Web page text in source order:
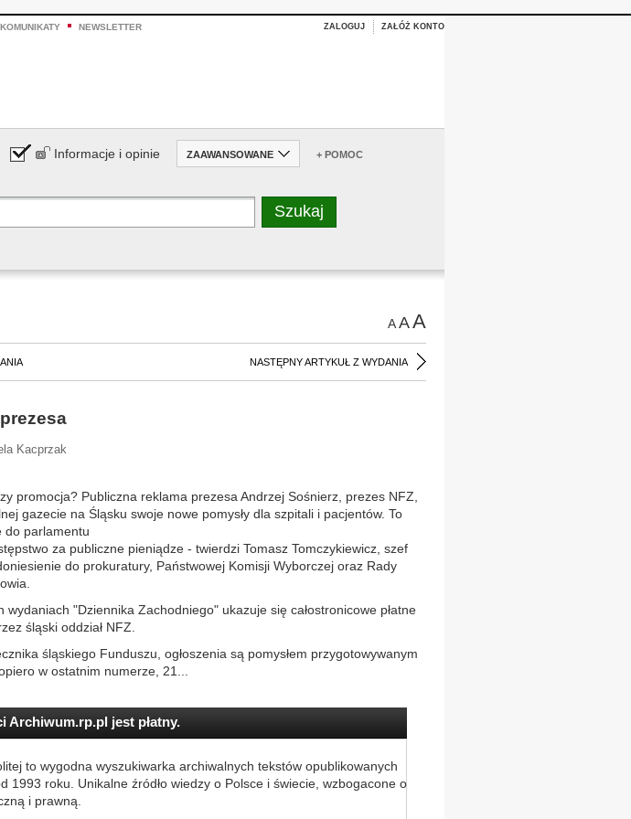
KOMUNIKATY NEWSLETTER ZALOGUJ ZAŁÓŻ KONTO
Informacje i opinie ZAAWANSOWANE + POMOC
AAA
NASTĘPNY ARTYKUŁ Z WYDANIA
Kacprzak
promocja? Publiczna reklama prezesa Andrzej Sośnierz, prezes NFZ,
gazecie na Śląsku swoje nowe pomysły dla szpitali i pacjentów. To
do parlamentu
za publiczne pieniądze - twierdzi Tomasz Tomczykiewicz, szef
do prokuratury, Państwowej Komisji Wyborczej oraz Rady
"Dziennika Zachodniego" ukazuje się całostronicowe płatne
śląski oddział NFZ.
śląskiego Funduszu, ogłoszenia są pomysłem przygotowywanym
w ostatnim numerze, 21...
Archiwum.rp.pl jest płatny.
to wygodna wyszukiwarka archiwalnych tekstów opublikowanych
1993 roku. Unikalne źródło wiedzy o Polsce i świecie, wzbogacone o
i prawną.